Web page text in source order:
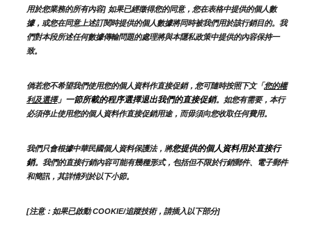
用於您業務的所有內容] 如果已經徵得您的同意，您在表格中提供的個人數
據，或您在同意上述訂閱時提供的個人數據將同時被我們用於該行銷目的。我
們對本段所述任何數據傳輸問題的處理將與本隱私政策中提供的內容保持一
致。
倘若您不希望我們使用您的個人資料作直接促銷，您可隨時按照下文「您的權
利及選擇」一節所載的程序選擇退出我們的直接促銷。如您有需要，本行
必須停止使用您的個人資料作直接促銷用途，而毋須向您收取任何費用。
我們只會根據中華民國個人資料保護法，將您提供的個人資料用於直接行
銷。我們的直接行銷內容可能有幾種形式，包括但不限於行銷郵件、電子郵件
和簡訊，其詳情列於以下小節。
[注意：如果已啟動 COOKIE/追蹤技術，請插入以下部分]